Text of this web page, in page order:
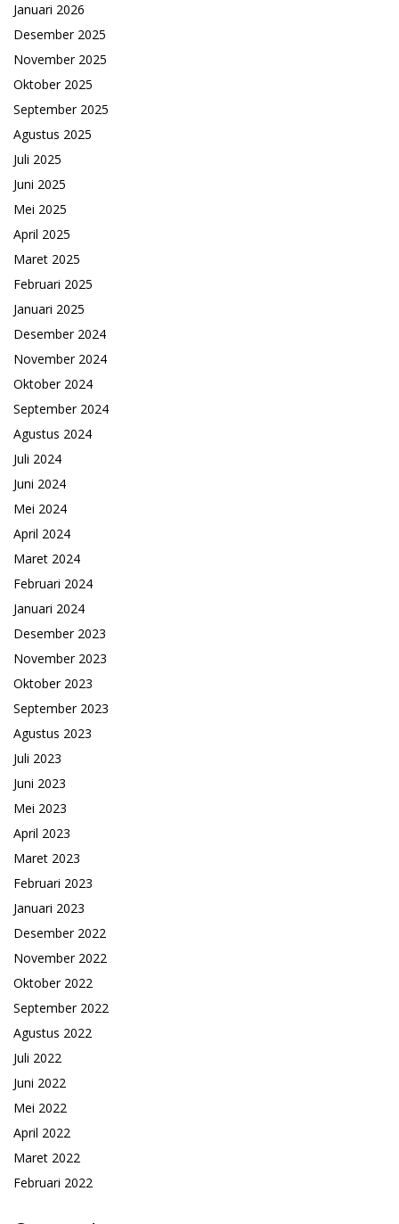
Januari 2026
Desember 2025
November 2025
Oktober 2025
September 2025
Agustus 2025
Juli 2025
Juni 2025
Mei 2025
April 2025
Maret 2025
Februari 2025
Januari 2025
Desember 2024
November 2024
Oktober 2024
September 2024
Agustus 2024
Juli 2024
Juni 2024
Mei 2024
April 2024
Maret 2024
Februari 2024
Januari 2024
Desember 2023
November 2023
Oktober 2023
September 2023
Agustus 2023
Juli 2023
Juni 2023
Mei 2023
April 2023
Maret 2023
Februari 2023
Januari 2023
Desember 2022
November 2022
Oktober 2022
September 2022
Agustus 2022
Juli 2022
Juni 2022
Mei 2022
April 2022
Maret 2022
Februari 2022